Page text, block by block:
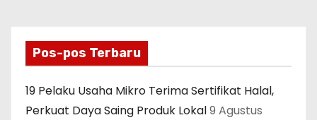
Pos-pos Terbaru
19 Pelaku Usaha Mikro Terima Sertifikat Halal,
Perkuat Daya Saing Produk Lokal9 Agustus